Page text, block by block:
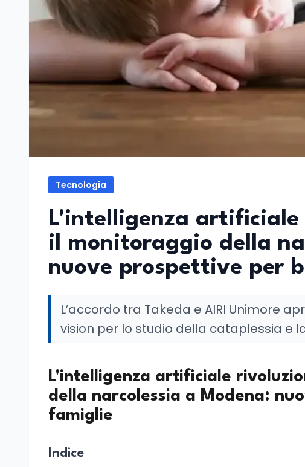
Tecnologia
L'intelligenza
il monitoraggio della
nuove prospettive per
L’accordo tra Takeda e AIRI Unimore
vision per lo studio della cataplessia e
L'intelligenza artificiale
della narcolessia a Modena:
famiglie
Indice